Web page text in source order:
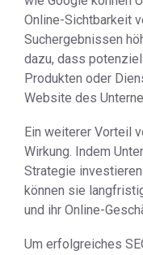
Online-Sichtbarkeit
Suchergebnissen
dazu, dass
Produkten oder
Website des
Ein weiterer Vorteil
Wirkung. Indem
Strategie
können sie
und ihr Online-
Um erfolgreiches